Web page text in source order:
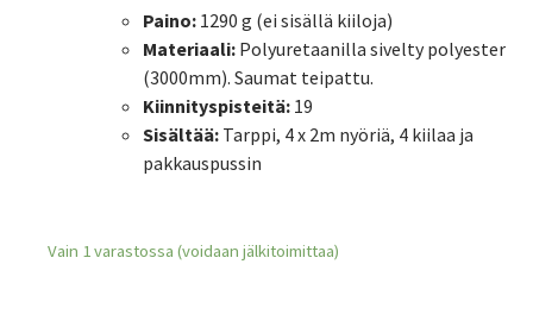
Paino: 1290 g (ei sisällä kiiloja)
Materiaali: Polyuretaanilla sivelty polyester
(3000mm). Saumat teipattu.
Kiinnityspisteitä: 19
Sisältää: Tarppi, 4 x 2m nyöriä, 4 kiilaa ja
pakkauspussin
Vain 1 varastossa (voidaan jälkitoimittaa)